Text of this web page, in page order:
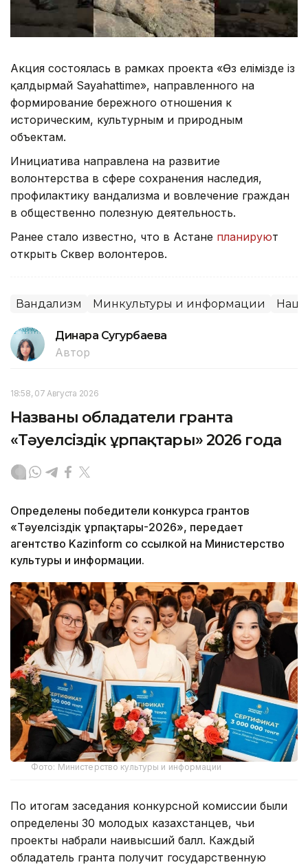
Акция состоялась в рамках проекта «Өз елімізде із
қалдырмай Sayahattime», направленного на
формирование бережного отношения к
историческим, культурным и природным
объектам.
Инициатива направлена на развитие
волонтерства в сфере сохранения наследия,
профилактику вандализма и вовлечение граждан
в общественно полезную деятельность.
Ранее стало известно, что в Астане планируют
открыть Сквер волонтеров.
Вандализм Минкультуры и информации
Динара Сугурбаева
Автор
18:58, 07 Августа 2026
Названы обладатели гранта
«Тәуелсіздік ұрпақтары» 2026 года
Определены победители конкурса грантов
«Тәуелсіздік ұрпақтары-2026», передает
агентство Kazinform со ссылкой на Министерство
культуры и информации.
Фото: Министерство культуры и информации
По итогам заседания конкурсной комиссии были
определены 30 молодых казахстанцев, чьи
проекты набрали наивысший балл. Каждый
обладатель гранта получит государственную